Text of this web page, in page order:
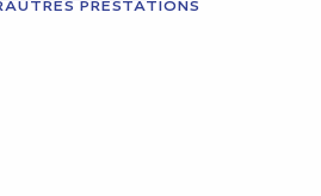
AUTRES PRESTATIONS